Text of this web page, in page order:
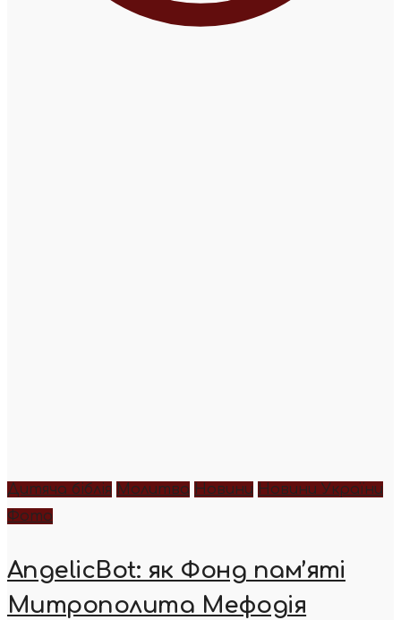
Дитяча біблія Молитва Новини Новини України
Фото
AngelicBot: як Фонд пам’яті
Митрополита Мефодія